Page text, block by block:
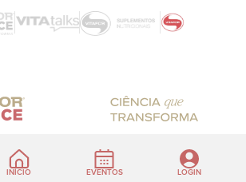
INÍCIO EVENTOS LOGIN